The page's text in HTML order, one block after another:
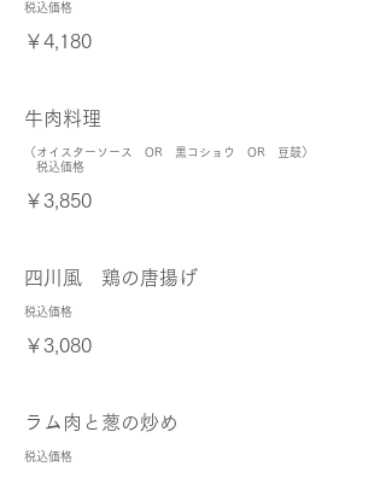
税込価格
￥4,180
牛肉料理
（オイスターソース OR 黒コショウ OR 豆鼓）
税込価格
￥3,850
四川風 鶏の唐揚げ
税込価格
￥3,080
ラム肉と葱の炒め
税込価格